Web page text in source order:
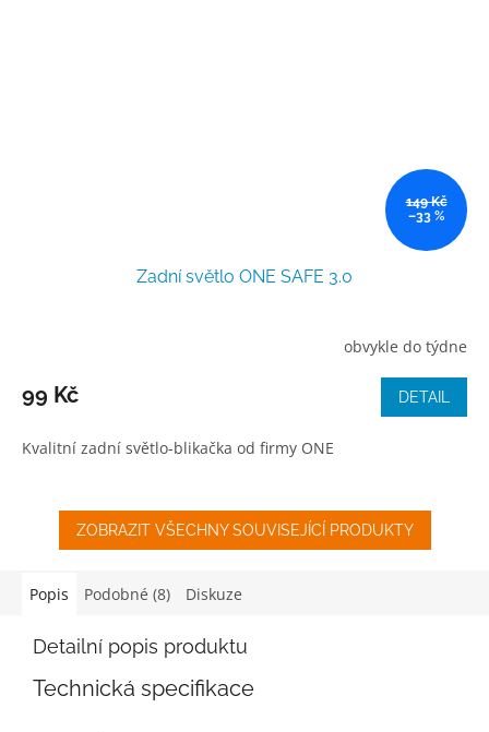
149 Kč
–33 %
Zadní světlo ONE SAFE 3.0
obvykle do týdne
99 Kč DETAIL
Kvalitní zadní světlo-blikačka od firmy ONE
ZOBRAZIT VŠECHNY SOUVISEJÍCÍ PRODUKTY
Popis Podobné (8) Diskuze
Detailní popis produktu
Technická specifikace